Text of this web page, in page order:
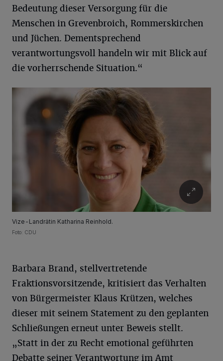
Bedeutung dieser Versorgung für die
Menschen in Grevenbroich, Rommerskirchen
und Jüchen. Dementsprechend
verantwortungsvoll handeln wir mit Blick auf
die vorherrschende Situation.“
Vize-Landrätin Katharina Reinhold.
Foto: CDU
Barbara Brand, stellvertretende
Fraktionsvorsitzende, kritisiert das Verhalten
von Bürgermeister Klaus Krützen, welches
dieser mit seinem Statement zu den geplanten
Schließungen erneut unter Beweis stellt.
„Statt in der zu Recht emotional geführten
Debatte seiner Verantwortung im Amt